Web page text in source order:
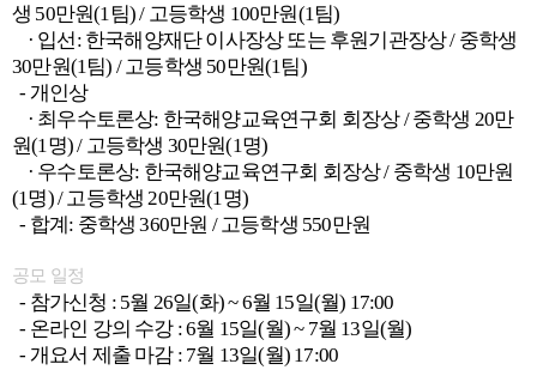
생 50만원(1팀) / 고등학생 100만원(1팀)
· 입선: 한국해양재단 이사장상 또는 후원기관장상 / 중학생
30만원(1팀) / 고등학생 50만원(1팀)
- 개인상
· 최우수토론상: 한국해양교육연구회 회장상 / 중학생 20만
원(1명) / 고등학생 30만원(1명)
· 우수토론상: 한국해양교육연구회 회장상 / 중학생 10만원
(1명) / 고등학생 20만원(1명)
- 합계: 중학생 360만원 / 고등학생 550만원
공모 일정
- 참가신청 : 5월 26일(화) ~ 6월 15일(월) 17:00
- 온라인 강의 수강 : 6월 15일(월) ~ 7월 13일(월)
- 개요서 제출 마감 : 7월 13일(월) 17:00